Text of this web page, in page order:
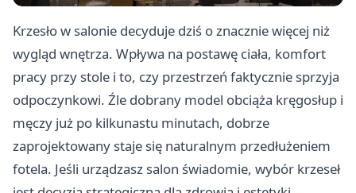
Krzesło w salonie decyduje dziś o znacznie więcej niż
wygląd wnętrza. Wpływa na postawę ciała, komfort
pracy przy stole i to, czy przestrzeń faktycznie sprzyja
odpoczynkowi. Źle dobrany model obciąża kręgosłup i
męczy już po kilkunastu minutach, dobrze
zaprojektowany staje się naturalnym przedłużeniem
fotela. Jeśli urządzasz salon świadomie, wybór krzeseł